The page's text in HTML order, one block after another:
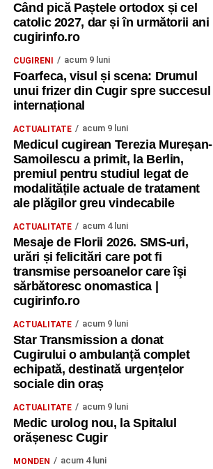
Când pică Paștele ortodox și cel
catolic 2027, dar și în următorii ani |
cugirinfo.ro
CUGIRENI acum 9 luni
Foarfeca, visul și scena: Drumul
unui frizer din Cugir spre succesul
internațional
ACTUALITATE acum 9 luni
Medicul cugirean Terezia Mureșan-
Samoilescu a primit, la Berlin,
premiul pentru studiul legat de
modalitățile actuale de tratament
ale plăgilor greu vindecabile
ACTUALITATE acum 4 luni
Mesaje de Florii 2026. SMS-uri,
urări și felicitări care pot fi
transmise persoanelor care îşi
sărbătoresc onomastica |
cugirinfo.ro
ACTUALITATE acum 9 luni
Star Transmission a donat
Cugirului o ambulanță complet
echipată, destinată urgențelor
sociale din oraș
ACTUALITATE acum 9 luni
Medic urolog nou, la Spitalul
orășenesc Cugir
MONDEN acum 4 luni